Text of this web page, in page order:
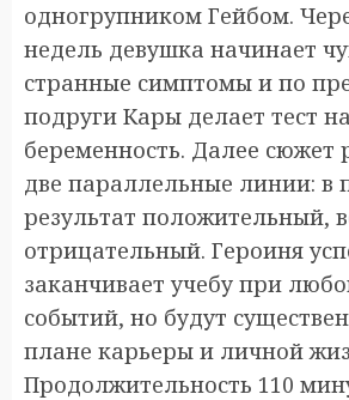
одногрупником Гейбом.
недель девушка начинает
странные симптомы и по
подруги Кары делает тест на
беременность. Далее сюжет
две параллельные линии: в
результат положительный,
отрицательный. Героиня
заканчивает учебу при
событий, но будут
плане карьеры и личной
Продолжительность 110